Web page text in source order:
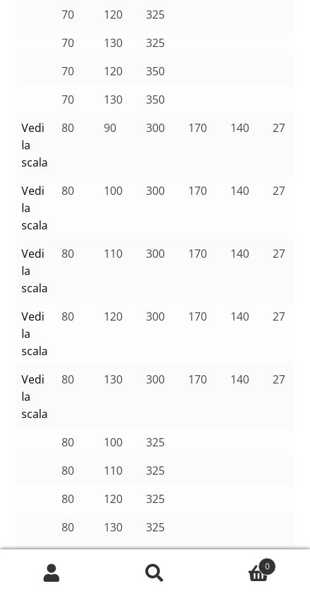
70
120
325
70
130
325
70
120
350
70
130
350
Vedi
la
scala
80 90 300 170 140 27
Vedi
la
scala
80 100 300 170 140 27
Vedi
la
scala
80 110 300 170 140 27
Vedi
la
scala
80 120 300 170 140 27
Vedi
la
scala
80 130 300 170 140 27
80 100
325
80
110
325
80
120
325
80
130
325
350
0